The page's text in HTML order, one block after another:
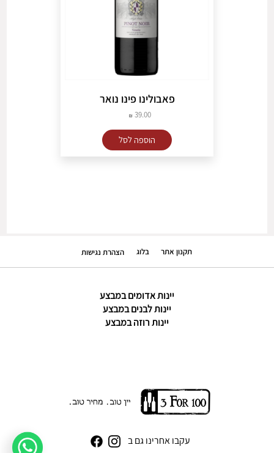
פאבולינו פינו נואר
39.00
הוספה לסל
תקנון אתר בלוג הצהרת נגישות
יינות אדומים במבצע
יינות לבנים במבצע
יינות רוזה במבצע
עקבו אחרינו גם ב